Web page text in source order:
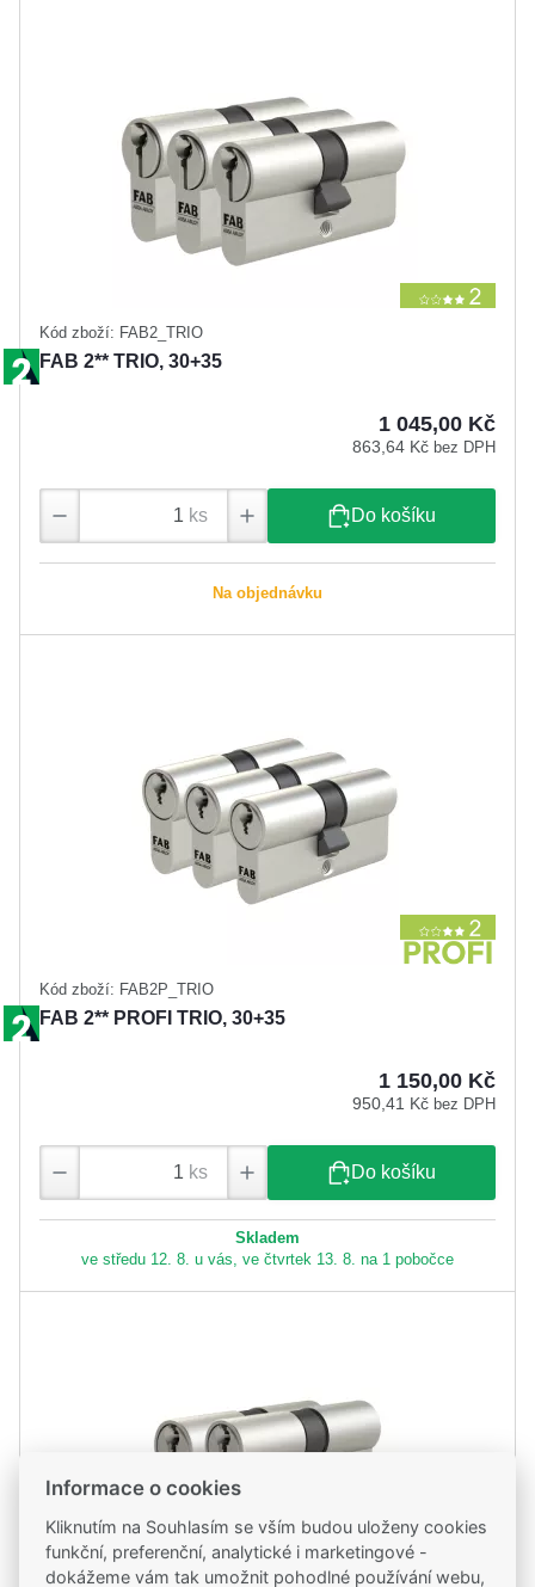
Kód zboží: FAB2_TRIO
FAB 2** TRIO, 30+35
1 045,00 Kč
863,64 Kč bez DPH
ks Do košíku
Na objednávku
Kód zboží: FAB2P_TRIO
FAB 2** PROFI TRIO, 30+35
1 150,00 Kč
950,41 Kč bez DPH
ks Do košíku
Skladem
ve středu 12. 8. u vás, ve čtvrtek 13. 8. na 1 pobočce
Informace o cookies
Kliknutím na Souhlasím se vším budou uloženy cookies
funkční, preferenční, analytické i marketingové -
dokážeme vám tak umožnit pohodlné používání webu,